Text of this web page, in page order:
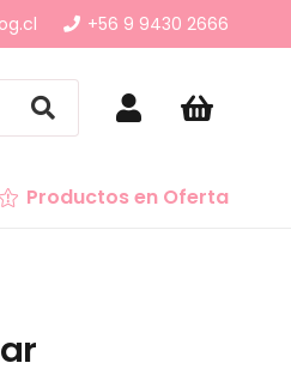
+56 9 9430 2666
Productos en Oferta